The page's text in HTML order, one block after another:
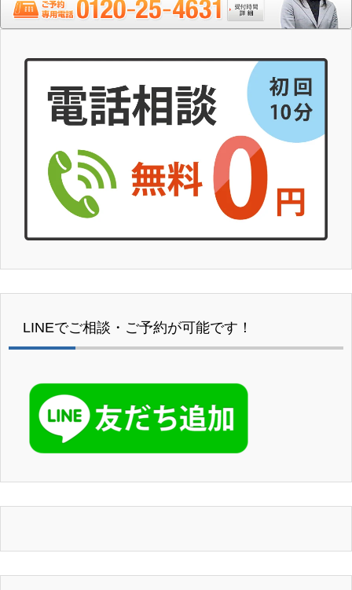
LINEでご相談・ご予約が可能です！